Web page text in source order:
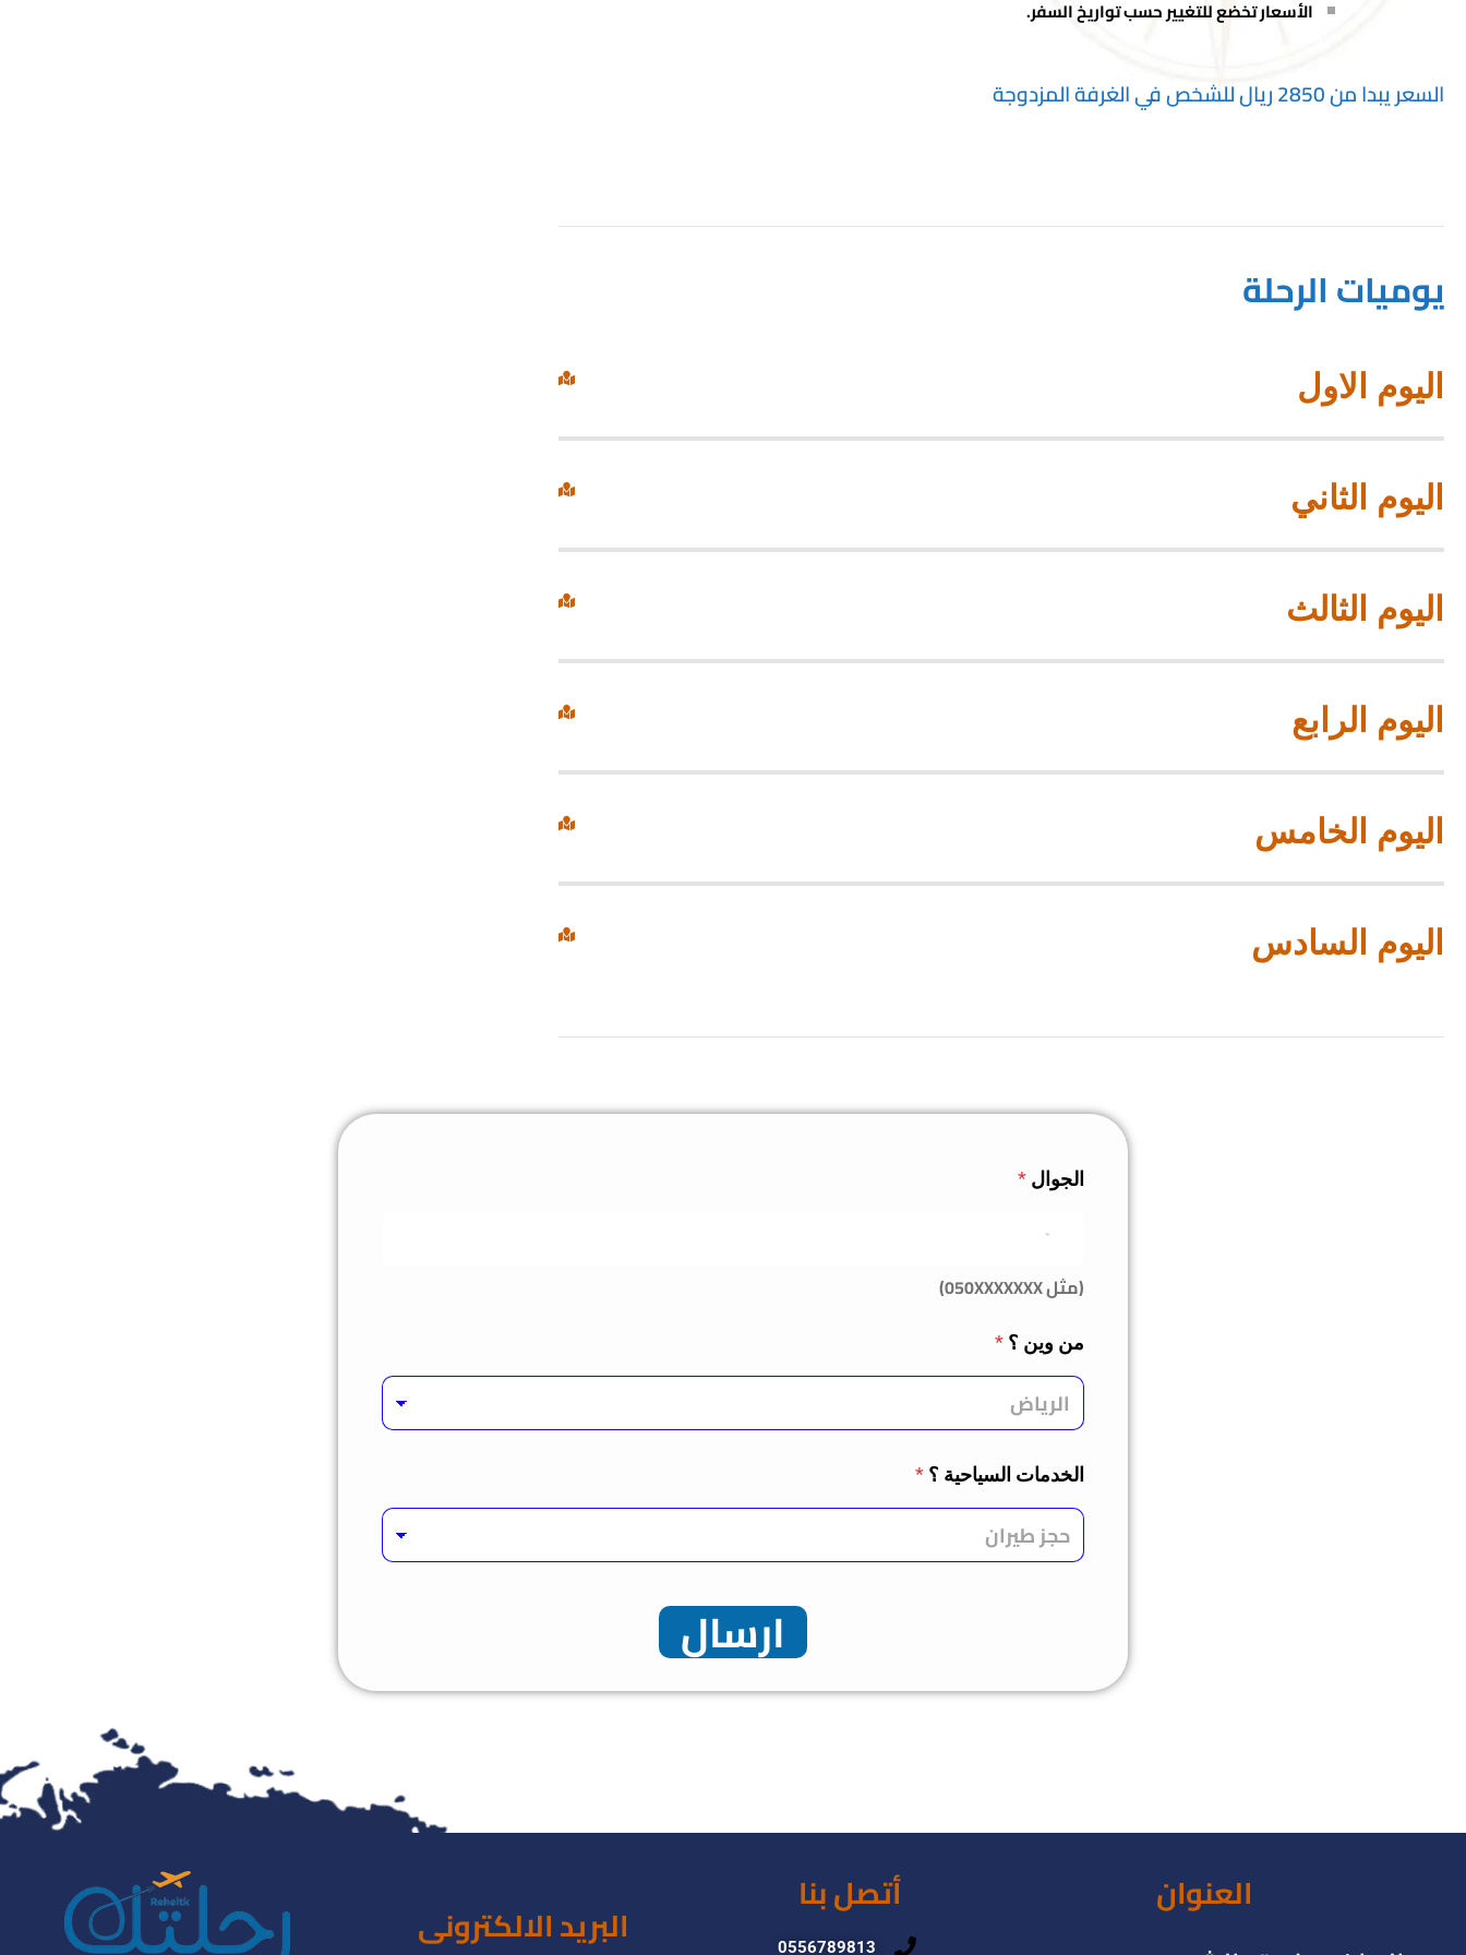
الأسعار تخضع للتغيير حسب تواريخ السفر.
السعر يبدا من 2850 ريال للشخص في الغرفة المزدوجة
يوميات الرحلة
اليوم الاول
اليوم الثاني
اليوم الثالث
اليوم الرابع
اليوم الخامس
اليوم السادس
الجوال *
(مثل 050XXXXXXX)
من وين ؟ *
الخدمات السياحية ؟ *
ارسال
العنوان
أتصل بنا
0556789813 البريد الالكترونى